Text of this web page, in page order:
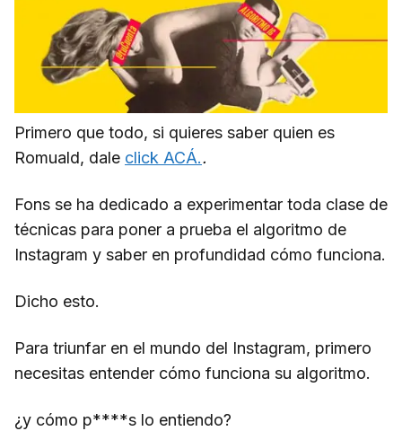
Primero que todo, si quieres saber quien es
Romuald, dale click ACÁ..
Fons se ha dedicado a experimentar toda clase de
técnicas para poner a prueba el algoritmo de
Instagram y saber en profundidad cómo funciona.
Dicho esto.
Para triunfar en el mundo del Instagram, primero
necesitas entender cómo funciona su algoritmo.
¿y cómo p****s lo entiendo?